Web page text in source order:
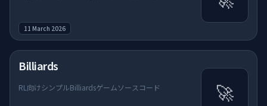
11 March 2026
Billiards
RL向けシンプルBilliardsゲームソースコード 🚀